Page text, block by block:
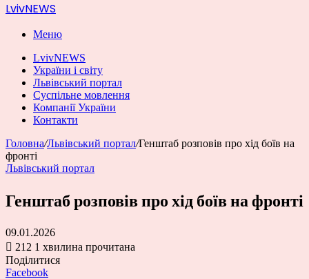
LvivNEWS
Меню
LvivNEWS
України і світу
Львівський портал
Суспільне мовлення
Компанії України
Контакти
Головна/Львівський портал/Генштаб розповів про хід боїв на
фронті
Львівський портал
Генштаб розповів про хід боїв на фронті
09.01.2026
212 1 хвилина прочитана
Поділитися
Facebook